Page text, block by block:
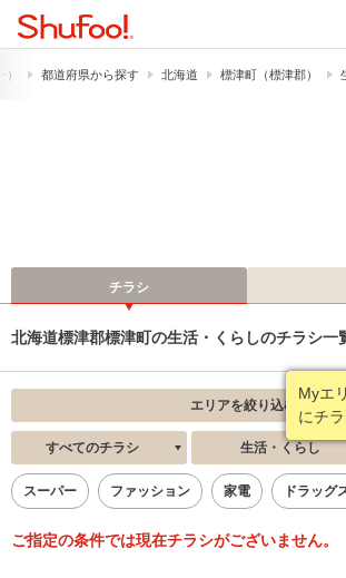
都道府県から探す 北海道 標津町（標津郡）
チラシ
北海道標津郡標津町の生活・くらしのチラシ一
Myエ
にチ
エリアを絞り込む
すべてのチラシ 生活・くらし
スーパー ファッション 家電 ドラッグ
ご指定の条件では現在チラシがございません。